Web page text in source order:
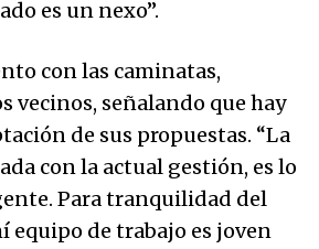
es un nexo”.
con las caminatas,
vecinos, señalando que hay
de sus propuestas. “La
con la actual gestión, es lo
Para tranquilidad del
equipo de trabajo es joven